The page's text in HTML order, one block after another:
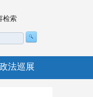
检索
法巡展